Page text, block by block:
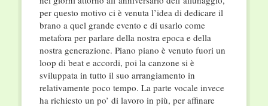
per questo motivo ci è venuta l’idea di dedicare il
brano a quel grande evento e di usarlo come
metafora per parlare della nostra epoca e della
nostra generazione. Piano piano è venuto fuori un
loop di beat e accordi, poi la canzone si è
sviluppata in tutto il suo arrangiamento in
relativamente poco tempo. La parte vocale invece
ha richiesto un po’ di lavoro in più, per affinare